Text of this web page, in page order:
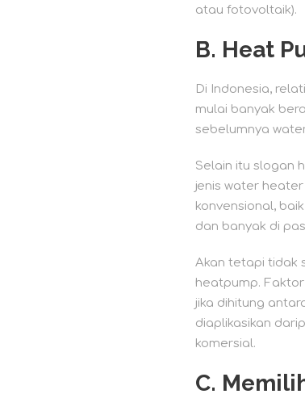
atau fotovoltaik).
B. Heat
Di Indonesia,
mulai banyak
sebelumnya
Selain itu slogan
jenis water
konvensional,
dan banyak di
Akan tetapi tidak
heatpump.
jika dihitung
diaplikasikan
komersial.
C.